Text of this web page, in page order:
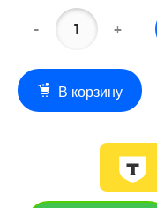
- +
В корзину